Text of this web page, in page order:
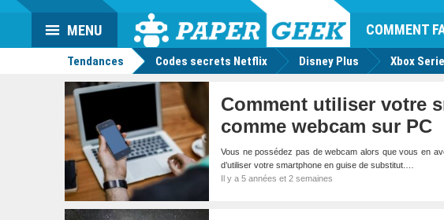
Actu
geek
COMMENT
MENU
Tendances Codes secrets Netflix Disney Plus Xbox
Comment utiliser votre
comme webcam sur PC
Vous ne possédez pas de webcam alors que vous en
d’utiliser votre smartphone en guise de substitut.…
Il y a 5 années et 2 semaines
Dark
Mode